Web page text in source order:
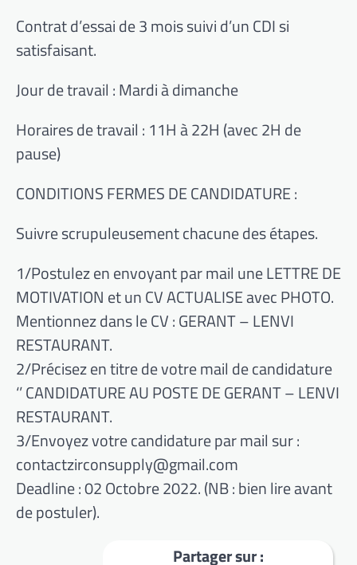
Contrat d’essai de 3 mois suivi d’un CDI si
satisfaisant.
Jour de travail : Mardi à dimanche
Horaires de travail : 11H à 22H (avec 2H de
pause)
CONDITIONS FERMES DE CANDIDATURE :
Suivre scrupuleusement chacune des étapes.
1/Postulez en envoyant par mail une LETTRE DE
MOTIVATION et un CV ACTUALISE avec PHOTO.
Mentionnez dans le CV : GERANT – LENVI
RESTAURANT.
2/Précisez en titre de votre mail de candidature
‘’ CANDIDATURE AU POSTE DE GERANT – LENVI
RESTAURANT.
3/Envoyez votre candidature par mail sur :
contactzirconsupply@gmail.com
Deadline : 02 Octobre 2022. (NB : bien lire avant
de postuler).
Partager sur :